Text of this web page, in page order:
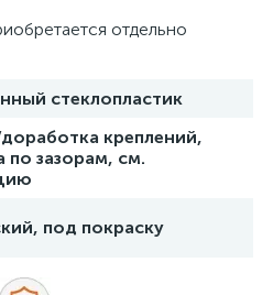
отдельно
стеклопластик
креплений,
по зазорам, см.
под покраску